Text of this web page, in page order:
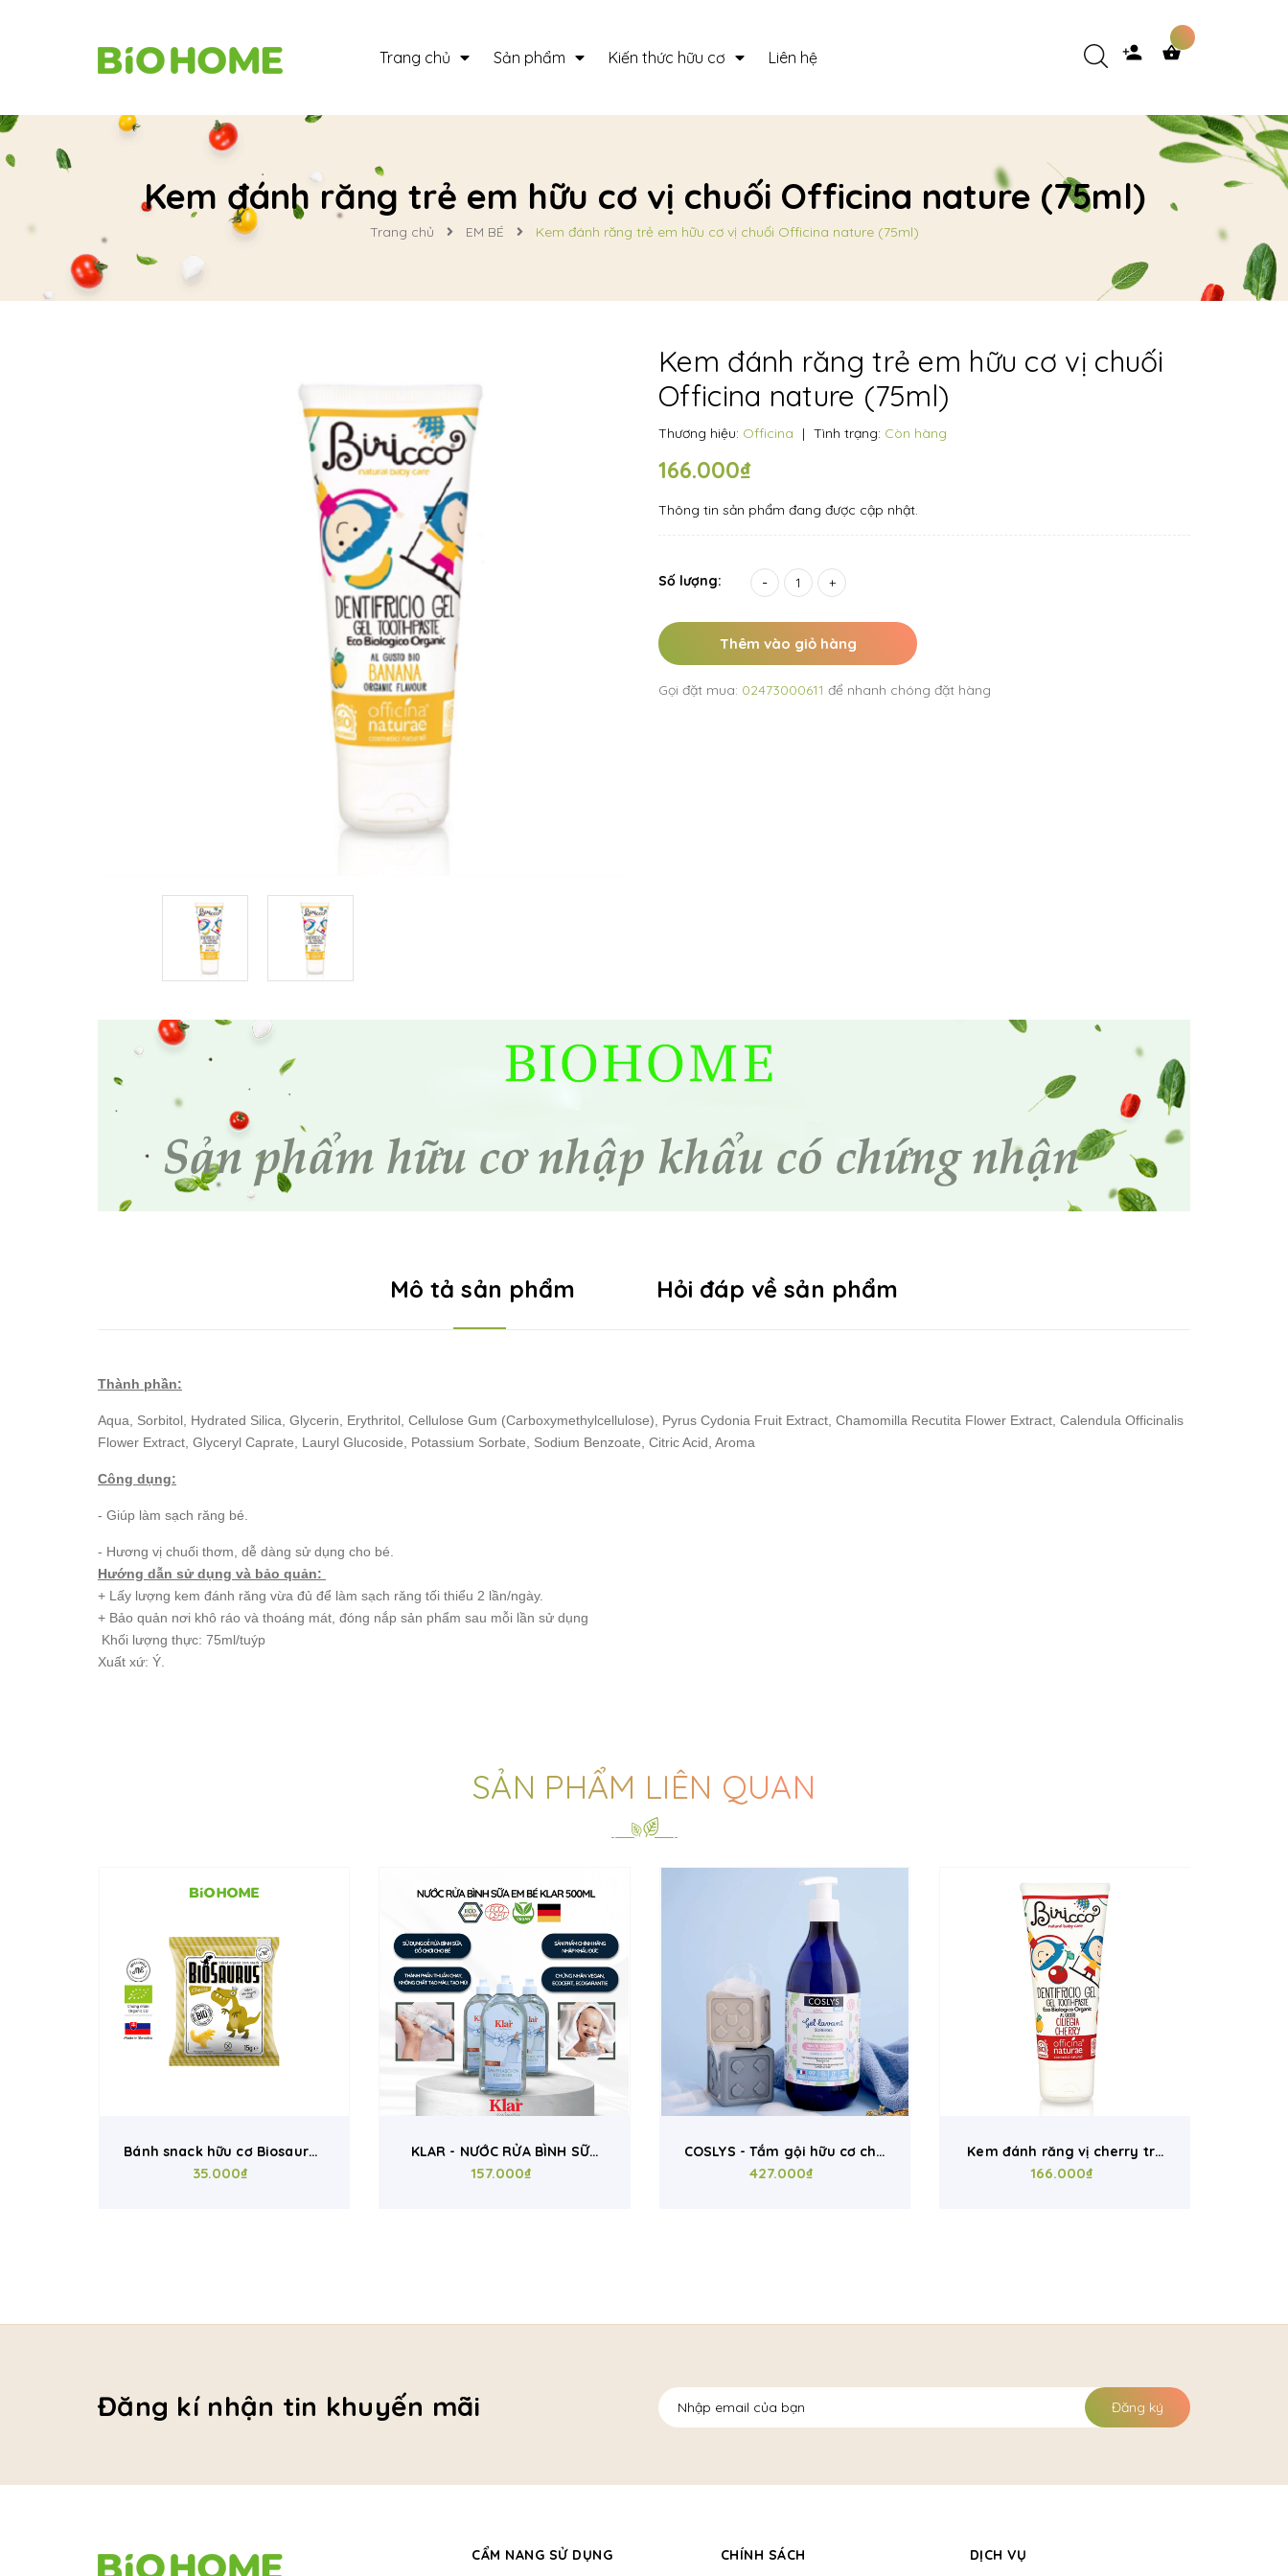
Trang chủ Sản phẩm Kiến thức hữu cơ Liên hệ
Kem đánh răng trẻ em hữu cơ vị chuối Officina nature (75ml)
Trang chủ EM BÉ Kem đánh răng trẻ em hữu cơ vị chuối Officina nature (75ml)
Kem đánh răng trẻ em hữu cơ vị chuối
Officina nature (75ml)
Thương hiệu: Officina | Tình trạng: Còn hàng
166.000₫
Thông tin sản phẩm đang được cập nhật.
Số lượng: - +
Thêm vào giỏ hàng
Gọi đặt mua: 02473000611 để nhanh chóng đặt hàng
Mô tả sản phẩm Hỏi đáp về sản phẩm
Thành phần:
Aqua, Sorbitol, Hydrated Silica, Glycerin, Erythritol, Cellulose Gum (Carboxymethylcellulose), Pyrus Cydonia Fruit Extract, Chamomilla Recutita Flower Extract, Calendula Officinalis
Flower Extract, Glyceryl Caprate, Lauryl Glucoside, Potassium Sorbate, Sodium Benzoate, Citric Acid, Aroma
Công dụng:
- Giúp làm sạch răng bé.
- Hương vị chuối thơm, dễ dàng sử dụng cho bé.
Hướng dẫn sử dụng và bảo quản:
+ Lấy lượng kem đánh răng vừa đủ để làm sạch răng tối thiểu 2 lần/ngày.
+ Bảo quản nơi khô ráo và thoáng mát, đóng nắp sản phẩm sau mỗi lần sử dụng
Khối lượng thực: 75ml/tuýp
Xuất xứ: Ý.
SẢN PHẨM LIÊN QUAN
Bánh snack hữu cơ Biosaurus
vị phô mai 15g
35.000₫
KLAR - NƯỚC RỬA BÌNH SỮA
DÀNH CHO BÉ 500ml
157.000₫
COSLYS - Tắm gội hữu cơ cho
bé 2IN1 (dạng gel; 500ml)
427.000₫
Kem đánh răng vị cherry trẻ
em hữu cơ Officina Naturae
166.000₫
Đăng kí nhận tin khuyến mãi Đăng ký
CẨM NANG SỬ DỤNG CHÍNH SÁCH DỊCH VỤ